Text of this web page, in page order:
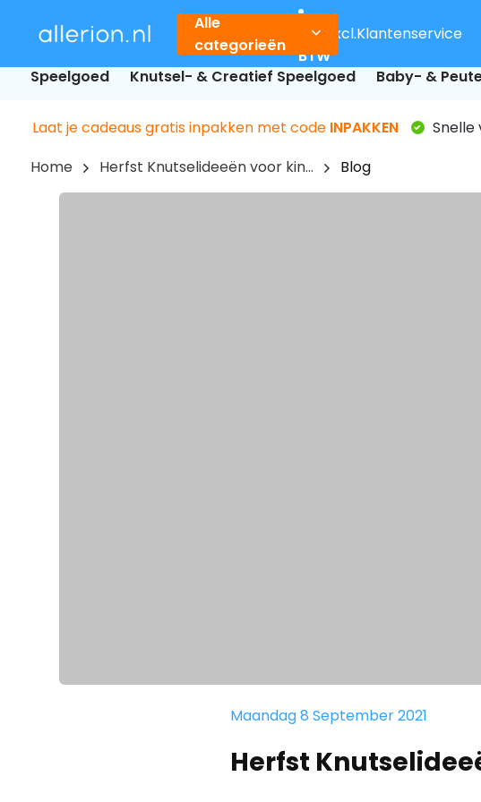
Alle
categorieën
Incl.
Excl.
BTW
Klantenservice
Speelgoed Knutsel- & Creatief Speelgoed Baby- &
Laat je cadeaus gratis inpakken met code INPAKKEN Snelle
Home
Herfst Knutselideeën voor kin... Blog
Maandag 8 September 2021
Herfst